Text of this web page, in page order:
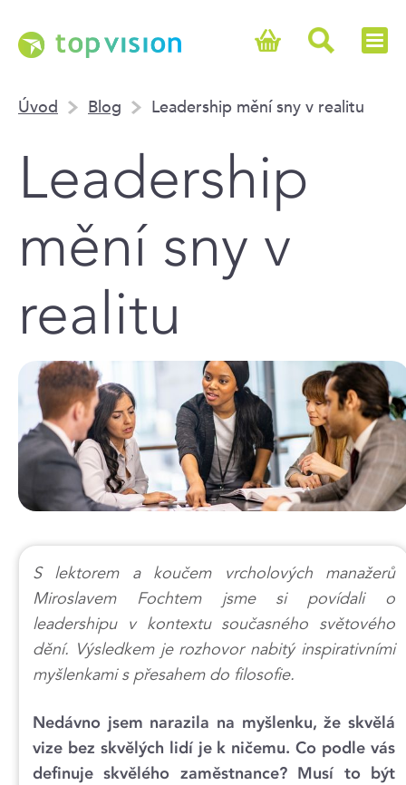
Úvod Blog Leadership mění sny v realitu
Leadership
mění sny v
realitu
S lektorem a koučem vrcholových manažerů
Miroslavem Fochtem jsme si povídali o
leadershipu v kontextu současného světového
dění. Výsledkem je rozhovor nabitý inspirativními
myšlenkami s přesahem do filosofie.
Nedávno jsem narazila na myšlenku, že skvělá
vize bez skvělých lidí je k ničemu. Co podle vás
definuje skvělého zaměstnance? Musí to být